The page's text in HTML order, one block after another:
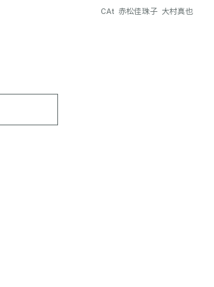
CAt 赤松佳珠子 大村真也